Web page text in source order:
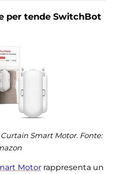
per tende SwitchBot
Smart Motor. Fonte:
Motor rappresenta un